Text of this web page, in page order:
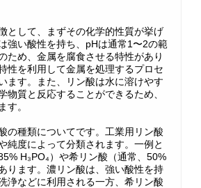
として、まずその化学的性質が挙げ
強い酸性を持ち、pHは通常1〜2の範
ため、金属を腐食させる特性があり
性を利用して金属を処理するプロセ
ます。また、リン酸は水に溶けやす
物質と反応することができるため、
す。
の種類についてです。工業用リン酸
純度によって分類されます。一例と
H₃PO₄）や希リン酸（通常、50%
ります。濃リン酸は、強い酸性を持
浄などに利用される一方、希リン酸